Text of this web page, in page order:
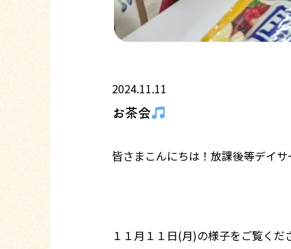
2024.11.11
お茶会
皆さまこんにちは！放課後等デイ
１１月１１日(月)の様子をご覧くだ